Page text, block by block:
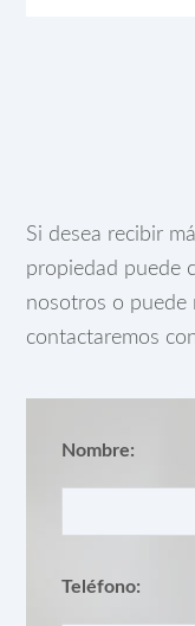
Si desea recibir
propiedad puede
nosotros o puede
contactaremos
Nombre:
Teléfono: